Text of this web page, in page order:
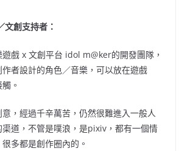
文創支持者：
戲 x 文創平台 idol m@ker的開發團隊，
者設計的角色／音樂，可以放在遊戲
。
，經過千辛萬苦，仍然很難進入一般人
渠道，不管是噗浪，是pixiv，都有一個情
多都是創作圈內的。